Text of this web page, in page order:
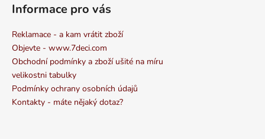
Informace pro vás
Reklamace - a kam vrátit zboží
Objevte - www.7deci.com
Obchodní podmínky a zboží ušité na míru
velikostni tabulky
Podmínky ochrany osobních údajů
Kontakty - máte nějaký dotaz?